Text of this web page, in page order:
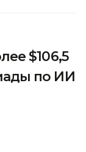
$106,5
по ИИ